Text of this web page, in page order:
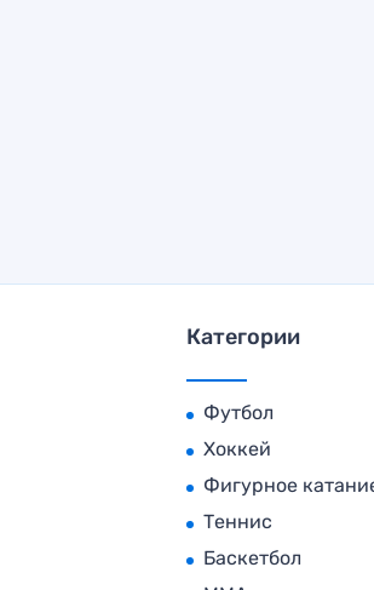
Категории
Футбол
Хоккей
Фигурное
Теннис
Баскетбол